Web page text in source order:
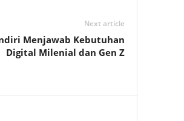
Next article
Menjawab Kebutuhan
Digital Milenial dan Gen Z